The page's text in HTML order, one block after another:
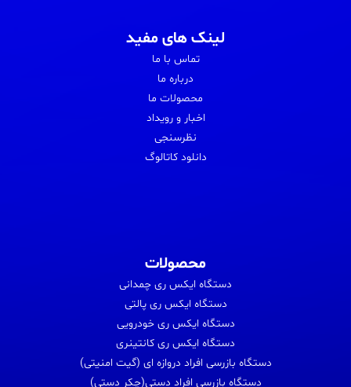
لینک های مفید
تماس با ما
درباره ما
محصولات ما
اخبار و رویداد
نظرسنجی
دانلود کاتالوگ
محصولات
دستگاه ایکس ری چمدانی
دستگاه ایکس ری پالتی
دستگاه ایکس ری خودرویی
دستگاه ایکس ری کانتینری
دستگاه بازرسی افراد دروازه ای (گیت امنیتی)
دستگاه بازرسی افراد دستی(چکر دستی)